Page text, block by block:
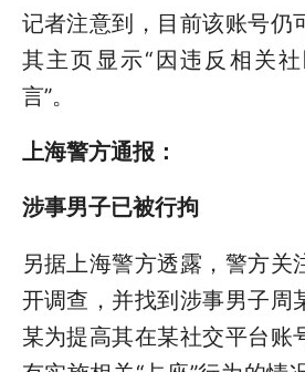
记者注意到，目前该账号仍
其主页显示“因违反相关
言”。
上海警方通报：
涉事男子已被行拘
另据上海警方透露，警方关
开调查，并找到涉事男子周
某为提高其在某社交平台账